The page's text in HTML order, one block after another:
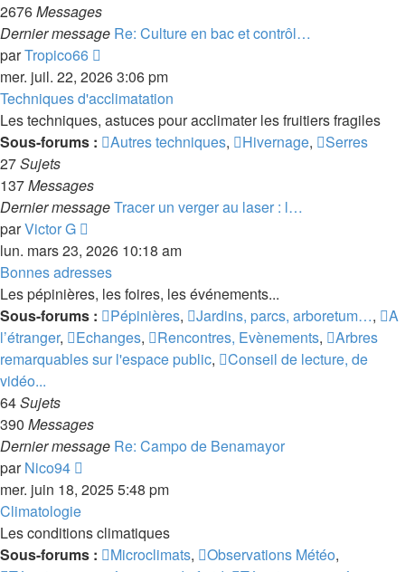
2676Messages
Dernier message Re: Culture en bac et contrôl…
parTropico66
le
dernier
message
mer. juil. 22, 2026 3:06 pm
Techniques d'acclimatation
Les techniques, astuces pour acclimater les fruitiers fragiles
Sous-forums :
Autres techniques, Hivernage,
Serres
27Sujets
137Messages
Dernier messageTracer un verger au laser : l…
parVictor G
le
dernier
message
lun. mars 23, 2026 10:18 am
Bonnes adresses
Les pépinières, les foires, les événements...
Sous-forums :
Pépinières, Jardins, parcs, arboretum…,
A
l’étranger, Echanges, Rencontres, Evènements,
Arbres
remarquables sur l'espace public,
Conseil de lecture, de
vidéo...
64Sujets
390 Messages
Dernier message Re: Campo de Benamayor
parNico94
le
message
mer. juin 18, 2025 5:48 pm
Climatologie
Les conditions climatiques
Sous-forums :
Microclimats, Observations Météo,